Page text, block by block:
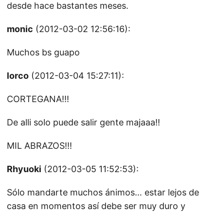
desde hace bastantes meses.
monic (2012-03-02 12:56:16):
Muchos bs guapo
lorco (2012-03-04 15:27:11):
CORTEGANA!!!
De alli solo puede salir gente majaaa!!
MIL ABRAZOS!!!
Rhyuoki (2012-03-05 11:52:53):
Sólo mandarte muchos ánimos… estar lejos de
casa en momentos así debe ser muy duro y